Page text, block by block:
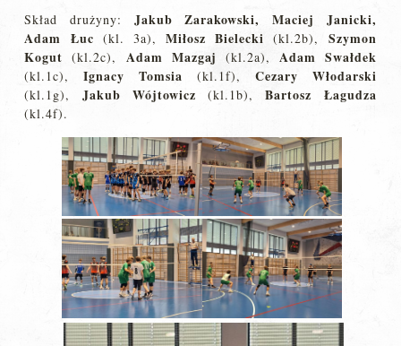
Skład drużyny:
Jakub Zarakowski, Maciej Janicki,
Adam Łuc (kl. 3a),Miłosz Bielecki (kl.2b), Szymon
Kogut (kl.2c), Adam Mazgaj (kl.2a), Adam Swałdek
(kl.1c),Ignacy Tomsia (kl.1f), Cezary Włodarski
(kl.1g), Jakub Wójtowicz(kl.1b),Bartosz Łagudza
(kl.4f).